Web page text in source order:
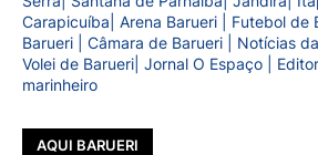
Carapicuíba| Arena Barueri | Futebol de
Barueri | Câmara de Barueri | Notícias
Volei de Barueri| Jornal O Espaço |
marinheiro
AQUI BARUERI